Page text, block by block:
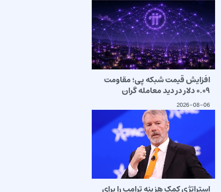
افزایش قیمت شبکه پی؛ مقاومت
۰.۰۹ دلار در دید معامله گران
2026-08-06
استراتژی کمک هزینه ترامپ را برای